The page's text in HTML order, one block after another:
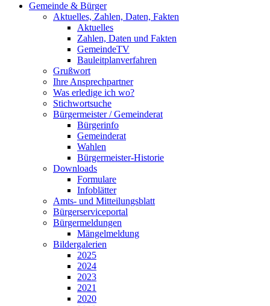
Gemeinde & Bürger
Aktuelles, Zahlen, Daten, Fakten
Aktuelles
Zahlen, Daten und Fakten
GemeindeTV
Bauleitplanverfahren
Grußwort
Ihre Ansprechpartner
Was erledige ich wo?
Stichwortsuche
Bürgermeister / Gemeinderat
Bürgerinfo
Gemeinderat
Wahlen
Bürgermeister-Historie
Downloads
Formulare
Infoblätter
Amts- und Mitteilungsblatt
Bürgerserviceportal
Bürgermeldungen
Mängelmeldung
Bildergalerien
2025
2024
2023
2021
2020